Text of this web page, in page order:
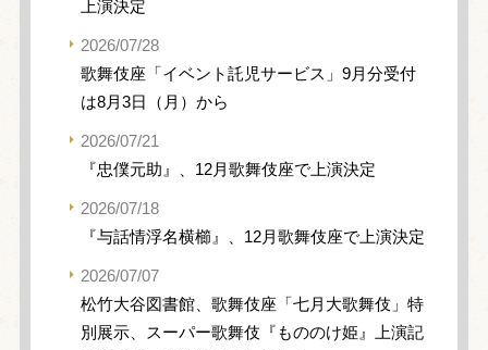
上演決定
2026/07/28
歌舞伎座「イベント託児サービス」9月分受付
は8月3日（月）から
2026/07/21
『忠僕元助』、12月歌舞伎座で上演決定
2026/07/18
『与話情浮名横櫛』、12月歌舞伎座で上演決定
2026/07/07
松竹大谷図書館、歌舞伎座「七月大歌舞伎」特
別展示、スーパー歌舞伎『もののけ姫』上演記